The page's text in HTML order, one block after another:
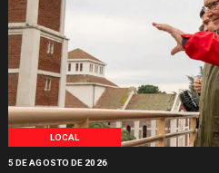
LOCAL
5 DE AGOSTO DE 2026